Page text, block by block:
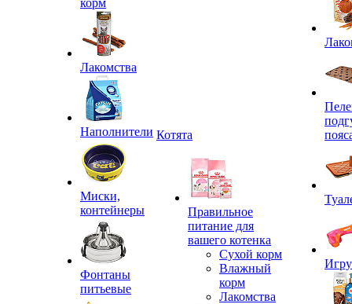
корм
Лакомства
Наполнители
Миски,
контейнеры
Фонтаны
питьевые
Котята
Правильное
питание для
вашего котенка
Сухой корм
Влажный
корм
Лакомства